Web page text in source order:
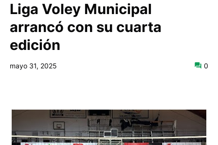
Liga Voley Municipal
arrancó con su cuarta
edición
mayo 31, 2025 0